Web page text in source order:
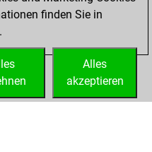
finden Sie in
.
Alles
akzeptieren